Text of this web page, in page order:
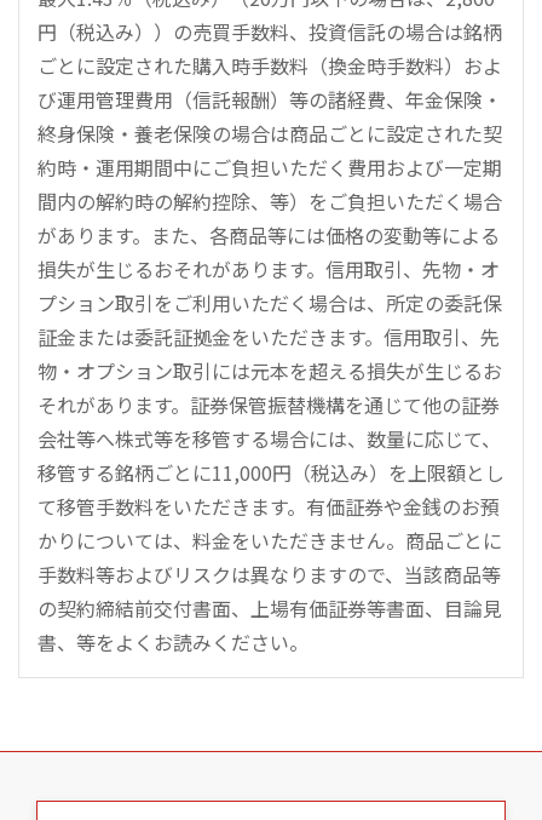
円（税込み））の売買手数料、投資信託の場合は銘柄
ごとに設定された購入時手数料（換金時手数料）およ
び運用管理費用（信託報酬）等の諸経費、年金保険・
終身保険・養老保険の場合は商品ごとに設定された契
約時・運用期間中にご負担いただく費用および一定期
間内の解約時の解約控除、等）をご負担いただく場合
があります。また、各商品等には価格の変動等による
損失が生じるおそれがあります。信用取引、先物・オ
プション取引をご利用いただく場合は、所定の委託保
証金または委託証拠金をいただきます。信用取引、先
物・オプション取引には元本を超える損失が生じるお
それがあります。証券保管振替機構を通じて他の証券
会社等へ株式等を移管する場合には、数量に応じて、
移管する銘柄ごとに11,000円（税込み）を上限額とし
て移管手数料をいただきます。有価証券や金銭のお預
かりについては、料金をいただきません。商品ごとに
手数料等およびリスクは異なりますので、当該商品等
の契約締結前交付書面、上場有価証券等書面、目論見
書、等をよくお読みください。
こ